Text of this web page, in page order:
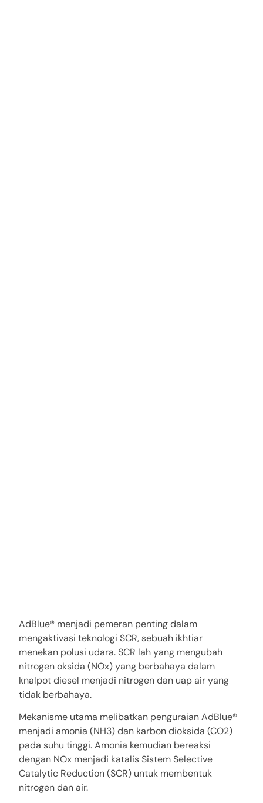
AdBlue® menjadi pemeran penting dalam
mengaktivasi teknologi SCR, sebuah ikhtiar
menekan polusi udara. SCR lah yang mengubah
nitrogen oksida (NOx) yang berbahaya dalam
knalpot diesel menjadi nitrogen dan uap air yang
tidak berbahaya.
Mekanisme utama melibatkan penguraian AdBlue®
menjadi amonia (NH3) dan karbon dioksida (CO2)
pada suhu tinggi. Amonia kemudian bereaksi
dengan NOx menjadi katalis Sistem Selective
Catalytic Reduction (SCR) untuk membentuk
nitrogen dan air.